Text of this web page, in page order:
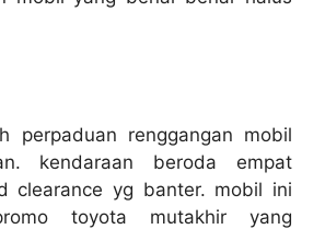
perpaduan renggangan mobil
kendaraan beroda empat
clearance yg banter. mobil ini
toyota mutakhir yang